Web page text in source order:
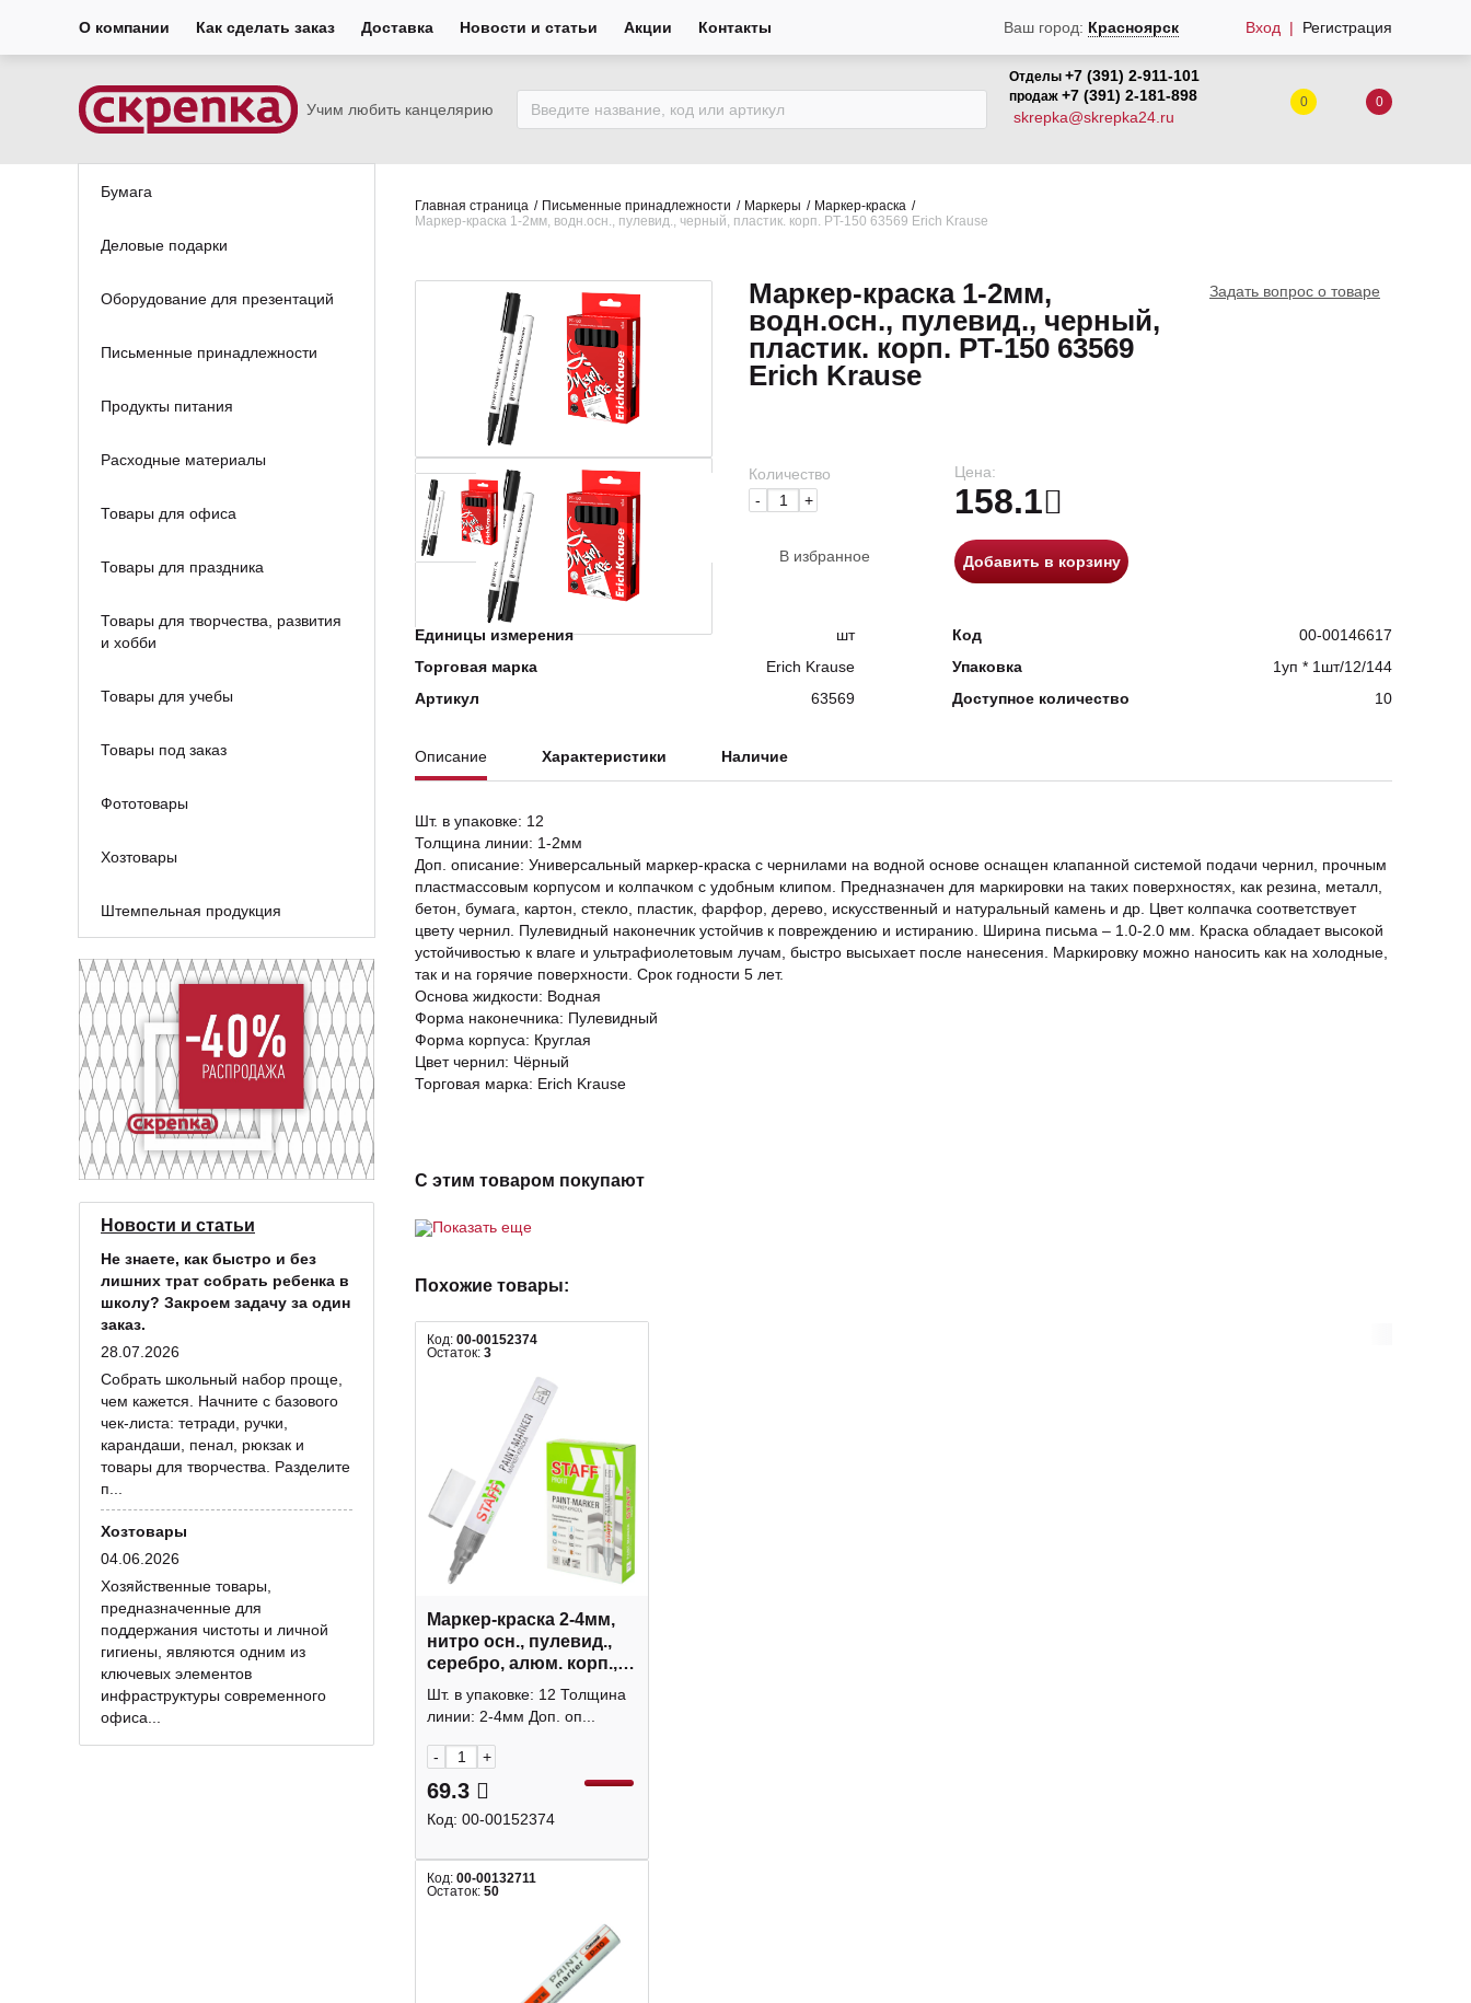
О компании Как сделать заказ Доставка Новости и статьи Акции Контакты Ваш город: Красноярск Вход Регистрация
Учим любить канцелярию
Отделы +7 (391) 2-911-101
продаж +7 (391) 2-181-898
skrepka@skrepka24.ru
0 0
Бумага
Деловые подарки
Оборудование для презентаций
Письменные принадлежности
Продукты питания
Расходные материалы
Товары для офиса
Товары для праздника
Товары для творчества, развития
и хобби
Товары для учебы
Товары под заказ
Фототовары
Хозтовары
Штемпельная продукция
Новости и статьи
Не знаете, как быстро и без
лишних трат собрать ребенка в
школу? Закроем задачу за один
заказ.
28.07.2026
Собрать школьный набор проще,
чем кажется. Начните с базового
чек-листа: тетради, ручки,
карандаши, пенал, рюкзак и
товары для творчества. Разделите
п...
Хозтовары
04.06.2026
Хозяйственные товары,
предназначенные для
поддержания чистоты и личной
гигиены, являются одним из
ключевых элементов
инфраструктуры современного
офиса...
Главная страница Письменные принадлежности Маркеры
Маркер-краска
Маркер-краска 1-2мм, водн.осн., пулевид., черный, пластик. корп. PT-150 63569 Erich Krause
Маркер-краска 1-2мм,
водн.осн., пулевид., черный,
пластик. корп. PT-150 63569
Erich Krause
Задать вопрос о товаре
Количество
-
+
В избранное
Цена:
158.1
Добавить в корзину
Единицы измерения шт Код
00-00146617
Торговая марка
Erich Krause Упаковка
1уп * 1шт/12/144
Артикул
63569 Доступное количество 10
Описание Характеристики Наличие
Шт. в упаковке: 12
Толщина линии: 1-2мм
Доп. описание: Универсальный маркер-краска с чернилами на водной основе оснащен клапанной системой подачи чернил, прочным
пластмассовым корпусом и колпачком с удобным клипом. Предназначен для маркировки на таких поверхностях, как резина, металл,
бетон, бумага, картон, стекло, пластик, фарфор, дерево, искусственный и натуральный камень и др. Цвет колпачка соответствует
цвету чернил. Пулевидный наконечник устойчив к повреждению и истиранию. Ширина письма – 1.0-2.0 мм. Краска обладает высокой
устойчивостью к влаге и ультрафиолетовым лучам, быстро высыхает после нанесения. Маркировку можно наносить как на холодные,
так и на горячие поверхности. Срок годности 5 лет.
Основа жидкости: Водная
Форма наконечника: Пулевидный
Форма корпуса: Круглая
Цвет чернил: Чёрный
Торговая марка: Erich Krause
С этим товаром покупают
Показать еще
Похожие товары:
Код: 00-00152374
Остаток: 3
Маркер-краска 2-4мм,
нитро осн., пулевид.,
серебро, алюм. корп.,
лаков. "Profit" 152580
Шт. в упаковке: 12 Толщина
линии: 2-4мм Доп. оп...
- +
69.3
Код: 00-00152374
Код: 00-00132711
Остаток: 50